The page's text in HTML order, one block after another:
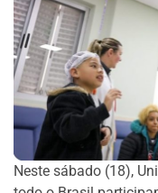
Neste sábado (18),